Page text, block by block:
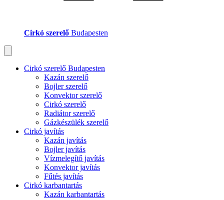
Cirkó szerelő Budapesten
Cirkó szerelő Budapesten
Kazán szerelő
Bojler szerelő
Konvektor szerelő
Cirkó szerelő
Radiátor szerelő
Gázkészülék szerelő
Cirkó javítás
Kazán javítás
Bojler javítás
Vízmelegítő javítás
Konvektor javítás
Fűtés javítás
Cirkó karbantartás
Kazán karbantartás